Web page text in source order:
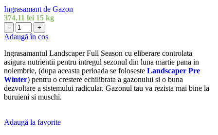
Ingrasamant de Gazon
374,11 lei 15 kg
-
Cantitate
Landscaper
Pro
FULL
SEASON
27+05+05+2MgO+ME
+
Adaugă în coș
Ingrasamantul Landscaper Full Season cu eliberare controlata
asigura nutrientii pentru intregul sezonul din luna martie pana in
noiembrie, (dupa aceasta perioada se foloseste Landscaper Pre
Winter) pentru o crestere echilibrata a gazonului si o buna
dezvoltare a sistemului radicular. Gazonul tau va rezista mai bine la
buruieni si muschi.
Adaugă la favorite